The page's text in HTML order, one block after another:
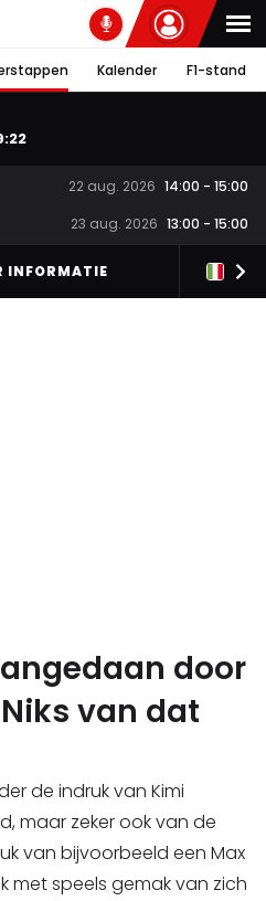
Kalender F1-stand
:21
22 aug. 2026 14:00 - 15:00
23 aug. 2026 13:00 - 15:00
INFORMATIE
door
van dat
de indruk van Kimi
maar zeker ook van de
van bijvoorbeeld een Max
met speels gemak van zich